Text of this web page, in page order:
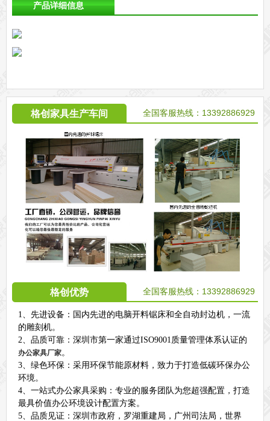
走进格创家具
申请友情链接
产品详细信息
格创家具生产车间 全国客服热线：13392886929
格创优势 全国客服热线：13392886929
1、先进设备：国内先进的电脑开料锯床和全自动封边机，一流
的雕刻机。
2、品质可靠：深圳市第一家通过ISO9001质量管理体系认证的
办公家具厂家。
3、绿色环保：采用环保节能原材料，致力于打造低碳环保办公
环境。
4、一站式办公家具采购：专业的服务团队为您超强配置，打造
最具价值办公环境设计配置方案。
5、品质见证：深圳市政府，罗湖重建局，广州司法局，世界